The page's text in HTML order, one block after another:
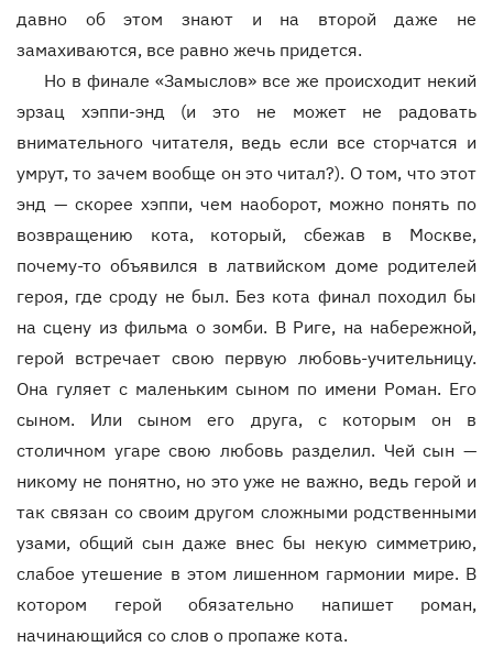
давно об этом знают и на второй даже не
замахиваются, все равно жечь придется.
Но в финале «Замыслов» все же происходит некий
эрзац хэппи-энд (и это не может не радовать
внимательного читателя, ведь если все сторчатся и
умрут, то зачем вообще он это читал?). О том, что этот
энд — скорее хэппи, чем наоборот, можно понять по
возвращению кота, который, сбежав в Москве,
почему-то объявился в латвийском доме родителей
героя, где сроду не был. Без кота финал походил бы
на сцену из фильма о зомби. В Риге, на набережной,
герой встречает свою первую любовь-учительницу.
Она гуляет с маленьким сыном по имени Роман. Его
сыном. Или сыном его друга, с которым он в
столичном угаре свою любовь разделил. Чей сын —
никому не понятно, но это уже не важно, ведь герой и
так связан со своим другом сложными родственными
узами, общий сын даже внес бы некую симметрию,
слабое утешение в этом лишенном гармонии мире. В
котором герой обязательно напишет роман,
начинающийся со слов о пропаже кота.